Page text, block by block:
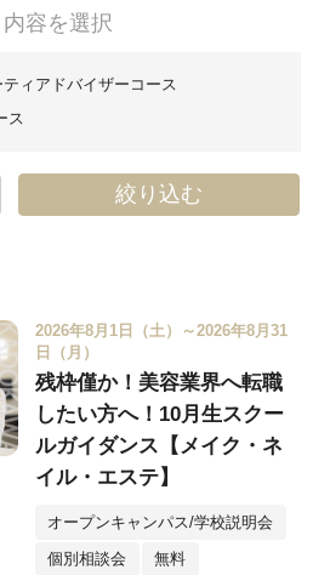
内容を選択
ィアドバイザーコース
ス
絞り込む
2026年8月1日（土）～2026年8月31
日（月）
残枠僅か！美容業界へ転職
したい方へ！10月生スクー
ルガイダンス【メイク・ネ
イル・エステ】
オープンキャンパス/学校説明会
個別相談会 無料